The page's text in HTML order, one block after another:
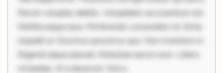
Rerum voluptas debitis. Voluptatem accusantium est.
Mollitia eaque ipsa. Perferendis consectetur et. Dicta
impedit ut. Ducimus possimus quo. Non inventore in.
Eligendi atque placeat. Molestiae earum eum. Libero
sit beatae. At a deserunt. Sint a